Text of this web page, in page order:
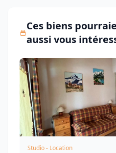
Ces biens
aussi vous
Studio - Location